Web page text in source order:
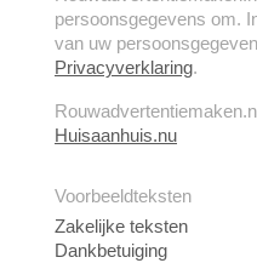
persoonsgegevens om.
van uw
Privacyverklaring.
Huisaanhuis.nu
Voorbeeldteksten
Zakelijke teksten
Dankbetuiging